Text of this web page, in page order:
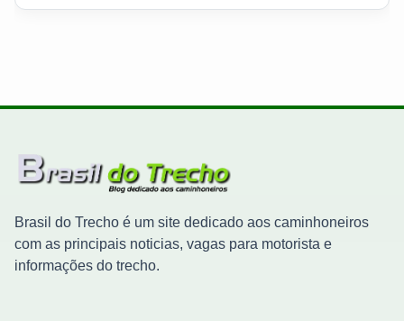
Brasil do Trecho é um site dedicado aos caminhoneiros
com as principais noticias, vagas para motorista e
informações do trecho.